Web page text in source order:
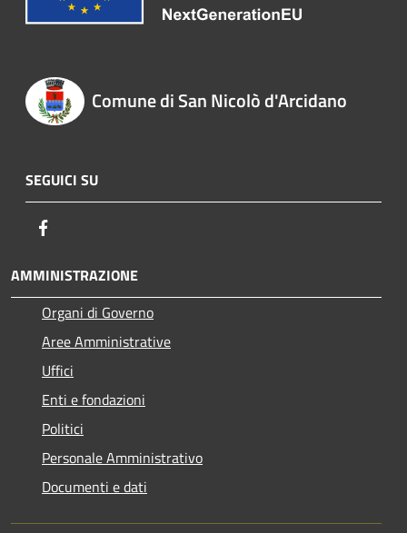
Comune di San Nicolò d'Arcidano
SEGUICI SU
AMMINISTRAZIONE
Organi di Governo
Aree Amministrative
Uffici
Enti e fondazioni
Politici
Personale Amministrativo
Documenti e dati